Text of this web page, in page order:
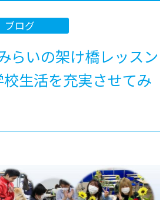
ブログ
らいの架け橋レッスン
生活を充実させてみ